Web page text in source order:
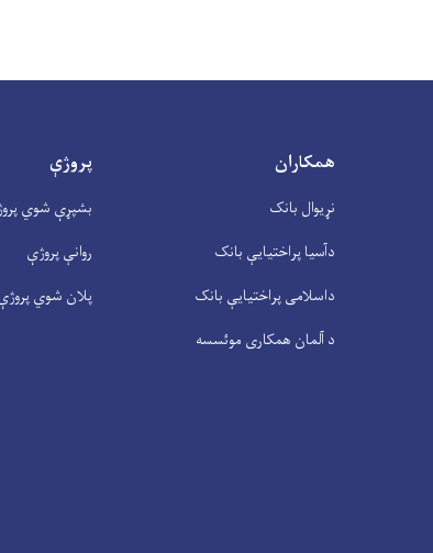
همکاران
نړیوال بانک
دآسیا پراختیايې بانک
داسلامی پراختیايې بانک
د آلمان همکاری موئسسه
پروژې
بشپړې شوي
روانې پروژې
پلان شوي